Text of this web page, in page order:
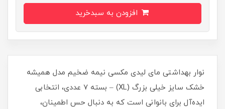
نوار بهداشتی مای لیدی مکسی نیمه ضخیم مدل همیشه
خشک سایز خیلی بزرگ (XL) – بسته 7 عددی، انتخابی
ایده‌آل برای بانوانی است که به دنبال حس اطمینان،